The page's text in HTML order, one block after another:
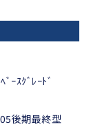
ｰｽｸﾞﾚｰﾄﾞ
後期最終型